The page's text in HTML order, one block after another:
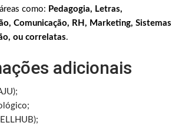
como: Pedagogia, Letras,
Comunicação, RH, Marketing, Sistemas
ou correlatas.
adicionais